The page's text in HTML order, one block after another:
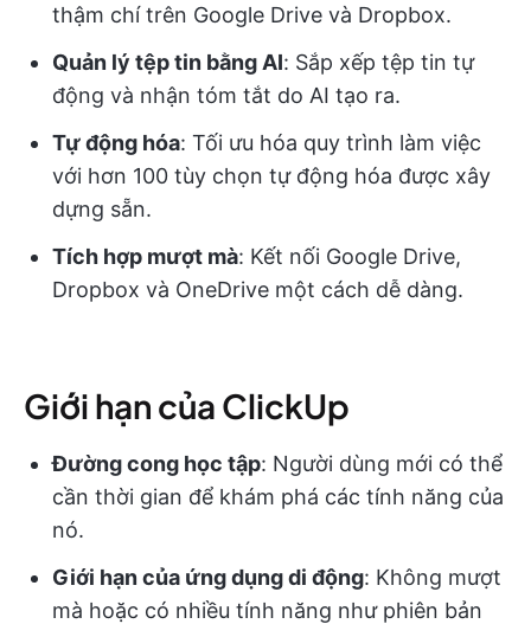
thậm chí trên Google Drive và Dropbox.
Quản lý tệp tin bằng AI: Sắp xếp tệp tin tự
động và nhận tóm tắt do AI tạo ra.
Tự động hóa: Tối ưu hóa quy trình làm việc
với hơn 100 tùy chọn tự động hóa được xây
dựng sẵn.
Tích hợp mượt mà: Kết nối Google Drive,
Dropbox và OneDrive một cách dễ dàng.
Giới hạn của ClickUp
Đường cong học tập: Người dùng mới có thể
cần thời gian để khám phá các tính năng của
nó.
Giới hạn của ứng dụng di động: Không mượt
mà hoặc có nhiều tính năng như phiên bản